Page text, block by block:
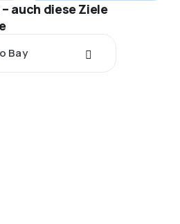
auch diese Ziele
Bay